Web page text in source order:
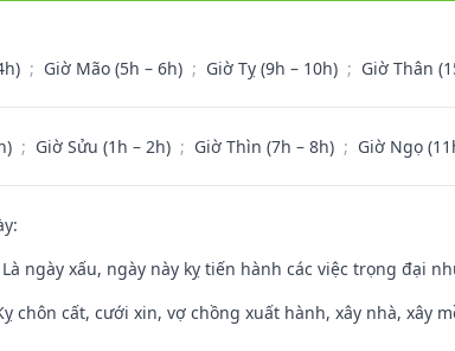
; Giờ Mão (5h – 6h) ; Giờ Tỵ (9h – 10h) ; Giờ Thân
; Giờ Sửu (1h – 2h) ; Giờ Thìn (7h – 8h) ; Giờ Ngọ
Là ngày xấu, ngày này kỵ tiến hành các việc trọng đại
chôn cất, cưới xin, vợ chồng xuất hành, xây nhà, xây